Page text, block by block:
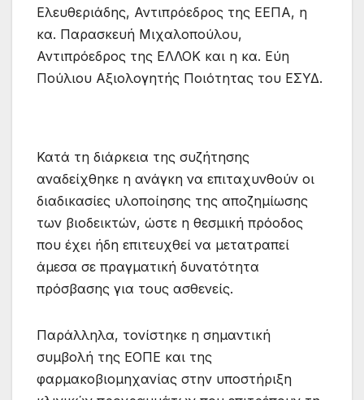
Ελευθεριάδης, Αντιπρόεδρος της ΕΕΠΑ, η
κα. Παρασκευή Μιχαλοπούλου,
Αντιπρόεδρος της ΕΛΛΟΚ και η κα. Εύη
Πούλιου Αξιολογητής Ποιότητας του ΕΣΥΔ.
Κατά τη διάρκεια της συζήτησης
αναδείχθηκε η ανάγκη να επιταχυνθούν οι
διαδικασίες υλοποίησης της αποζημίωσης
των βιοδεικτών, ώστε η θεσμική πρόοδος
που έχει ήδη επιτευχθεί να μετατραπεί
άμεσα σε πραγματική δυνατότητα
πρόσβασης για τους ασθενείς.
Παράλληλα, τονίστηκε η σημαντική
συμβολή της ΕΟΠΕ και της
φαρμακοβιομηχανίας στην υποστήριξη